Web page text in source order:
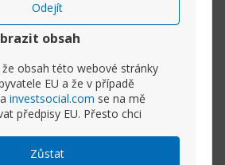
Odejít
obsah
obsah této webové stránky
EU a že v případě
investsocial.com se na mě
předpisy EU. Přesto chci
Zůstat